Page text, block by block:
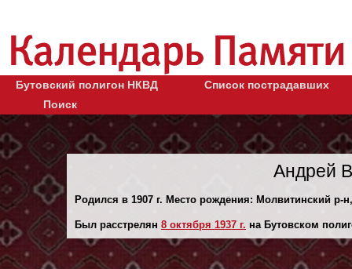
Бутовский полигон НКВД
Список пострадавших
Поиск
Андрей
Родился в 1907 г. Место рождения: Молвитинский р-
Был расстрелян 8 октября 1937 г. на Бутовском